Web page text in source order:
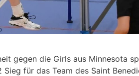
gegen die Girls aus Minnesota
Sieg für das Team des Saint